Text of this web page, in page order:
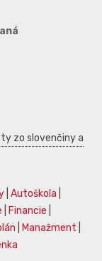
zo slovenčiny a
Autoškola
Financie
Manažment